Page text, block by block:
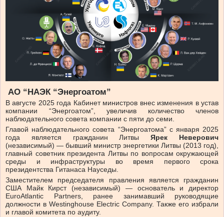
АО “НАЭК “Энергоатом”
В августе 2025 года Кабинет министров внес изменения в устав
компании “Энергоатом”, увеличив количество членов
наблюдательного совета компании с пяти до семи.
Главой наблюдательного совета “Энергоатома” с января 2025
года является гражданин ЛитвыЯрек Неверович
(независимый) — бывший министр энергетики Литвы (2013 год),
главный советник президента Литвы по вопросам окружающей
среды и инфраструктуры во время первого срока
президентства Гитанаса Науседы.
Заместителем председателя правления является гражданин
США Майк Кирст (независимый) — основатель и директор
EuroAtlantic Partners, ранее занимавший руководящие
должности в Westinghouse Electric Company. Также его избрали
и главой комитета по аудиту.